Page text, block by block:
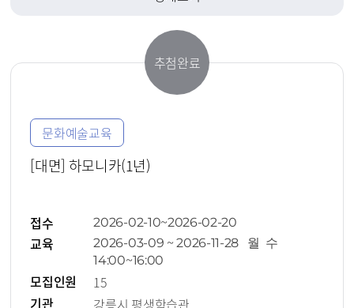
추첨완료
문화예술교육
[대면] 하모니카(1년)
접수 2026-02-10~2026-02-20
교육
2026-03-09 ~ 2026-11-28 월 수
14:00~16:00
모집인원
15
기관
강릉시 평생학습관